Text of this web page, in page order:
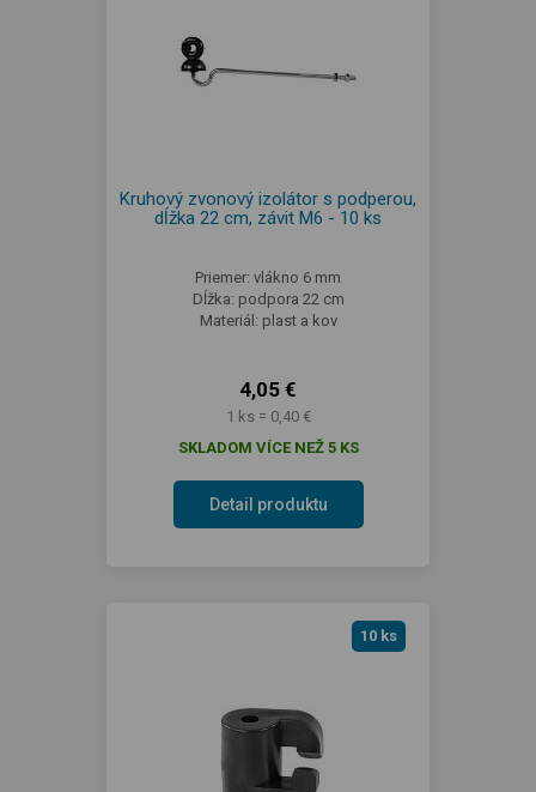
Kruhový zvonový izolátor s podperou,
dĺžka 22 cm, závit M6 - 10 ks
Priemer: vlákno 6 mm
Dĺžka: podpora 22 cm
Materiál: plast a kov
4,05 €
1 ks = 0,40 €
SKLADOM VÍCE NEŽ 5 KS
Detail produktu
10 ks